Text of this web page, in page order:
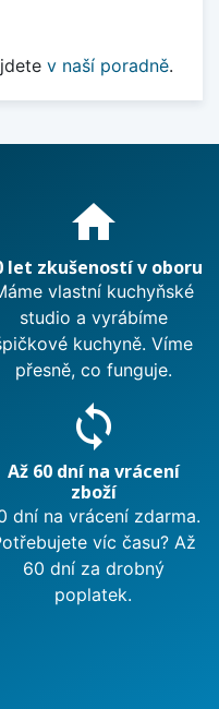
v naší poradně.
home
let zkušeností v oboru
vlastní kuchyňské
studio a vyrábíme
kuchyně. Víme
přesně, co funguje.
sync
Až 60 dní na vrácení
zboží
dní na vrácení zdarma.
víc času? Až
60 dní za drobný
poplatek.